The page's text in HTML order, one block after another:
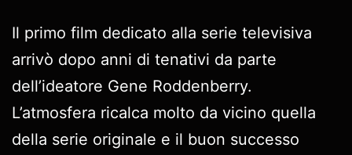
Il primo film dedicato alla serie televisiva
arrivò dopo anni di tenativi da parte
dell’ideatore Gene Roddenberry.
L’atmosfera ricalca molto da vicino quella
della serie originale e il buon successo